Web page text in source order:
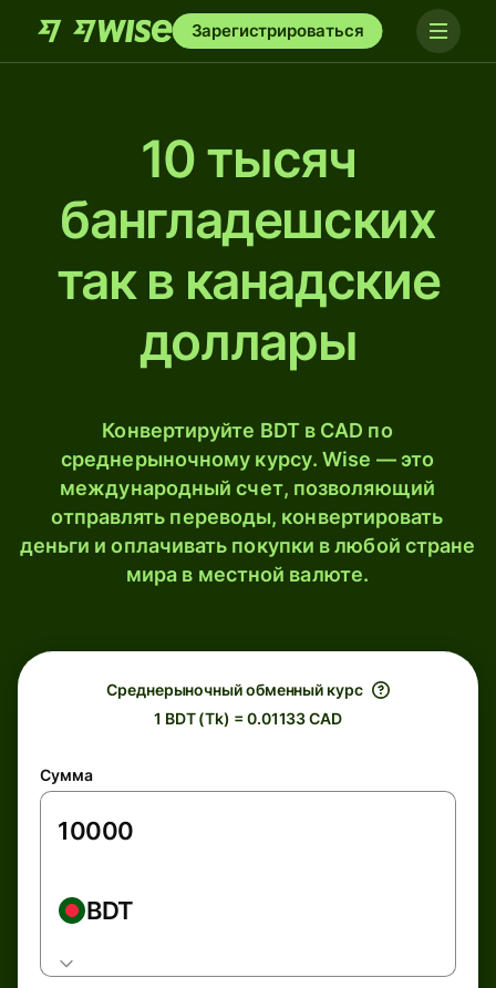
Зарегистрироваться
10 тысяч
бангладешских
так в канадские
доллары
Конвертируйте BDT в CAD по
среднерыночному курсу. Wise — это
международный счет, позволяющий
отправлять переводы, конвертировать
деньги и оплачивать покупки в любой стране
мира в местной валюте.
Среднерыночный обменный курс
1 BDT (Tk) = 0.01133 CAD
Сумма
BDT